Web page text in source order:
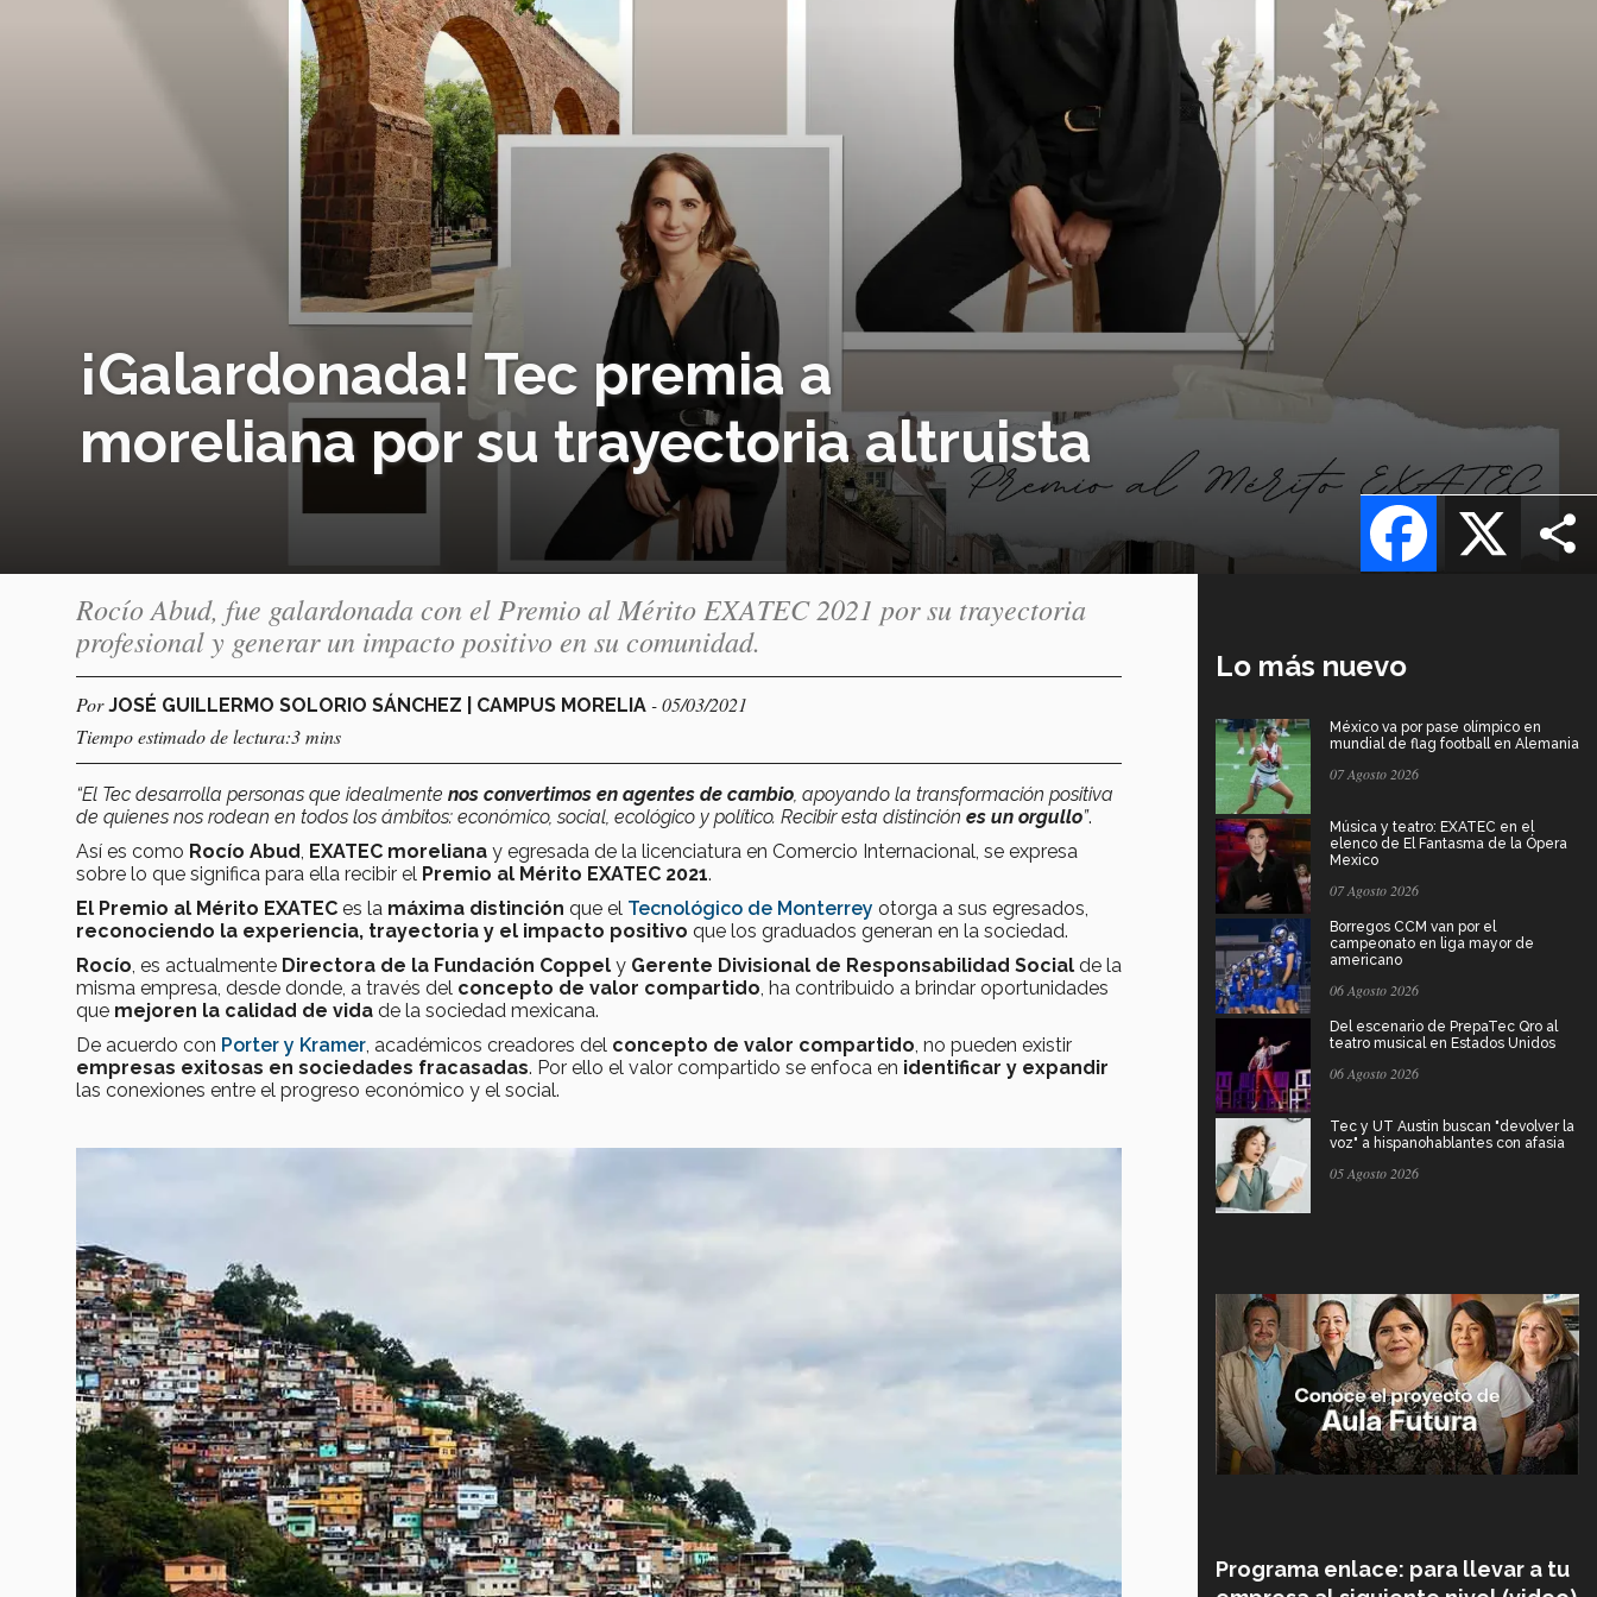
¡Galardonada! Tec premia a
moreliana por su trayectoria altruista
X
Facebook
Rocío Abud, fue galardonada con el Premio al Mérito EXATEC 2021 por su trayectoria
profesional y generar un impacto positivo en su comunidad.
PorJOSÉ GUILLERMO SOLORIO SÁNCHEZ | CAMPUS MORELIA - 05/03/2021
Tiempo estimado de lectura:3 mins
“El Tec desarrolla personas que idealmente nos convertimos en agentes de cambio , apoyando la transformación positiva
de quienes nos rodean en todos los ámbitos: económico, social, ecológico y político. Recibir esta distinción es un orgullo”.
Así es como Rocío Abud EXATEC moreliana y egresada de la licenciatura en Comercio Internacional, se expresa
sobre lo que significa para ella recibir el Premio al Mérito EXATEC 2021.
El Premio al Mérito EXATEC es la máxima distinción que el Tecnológico de Monterrey otorga a sus egresados,
reconociendo la experiencia, trayectoria y el impacto positivo que los graduados generan en la sociedad.
Rocío , es actualmente Directora de la Fundación Coppel y Gerente Divisional de Responsabilidad Social de la
misma empresa, desde donde, a través del concepto de valor compartido , ha contribuido a brindar oportunidades
que mejoren la calidad de vida de la sociedad mexicana.
De acuerdo con Porter y Kramer , académicos creadores del concepto de valor compartido , no pueden existir
empresas exitosas en sociedades fracasadas. Por ello el valor compartido se enfoca en identificar y expandir
las conexiones entre el progreso económico y el social.
Lo más nuevo
México va por pase olímpico en
mundial de flag football en Alemania
07 Agosto 2026
Música y teatro: EXATEC en el
elenco de El Fantasma de la Ópera
Mexico
07 Agosto 2026
Borregos CCM van por el
campeonato en liga mayor de
americano
06 Agosto 2026
Del escenario de PrepaTec Qro al
teatro musical en Estados Unidos
06 Agosto 2026
Tec y UT Austin buscan "devolver la
voz" a hispanohablantes con afasia
05 Agosto 2026
Programa enlace: para llevar a tu